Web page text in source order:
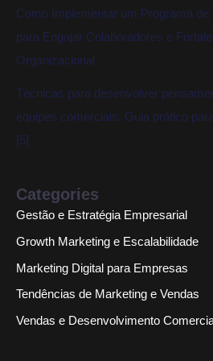
Como Implementar um Programa
para Engajar Colaboradores e
Organizacional
Técnicas para desenvolver
equipes comerciais: Guia prático
[5]
Categories
Gestão e Estratégia Empresarial
Growth Marketing e Escalabilidade
Marketing Digital para Empresas
Tendências de Marketing e Vendas
Vendas e Desenvolvimento